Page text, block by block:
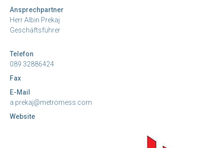
Ansprechpartner
Herr Albin Prekaj
Geschäftsführer
Telefon
089 32886424
Fax
E-Mail
a.prekaj@metromess.com
Website